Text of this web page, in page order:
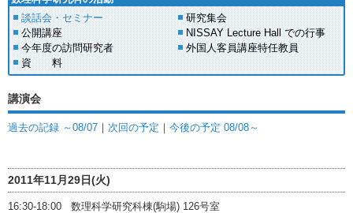
談話会・セミナー
研究集会
公開講座
NISSAY Lecture Hall での行事
今年度の訪問研究者
外国人客員講座特任教員
資 料
講演会
過去の記録 ～08/07 ｜ 次回の予定 ｜ 今後の予定 08/08～
2011年11月29日(火)
16:30-18:00 数理科学研究科棟(駒場) 126号室